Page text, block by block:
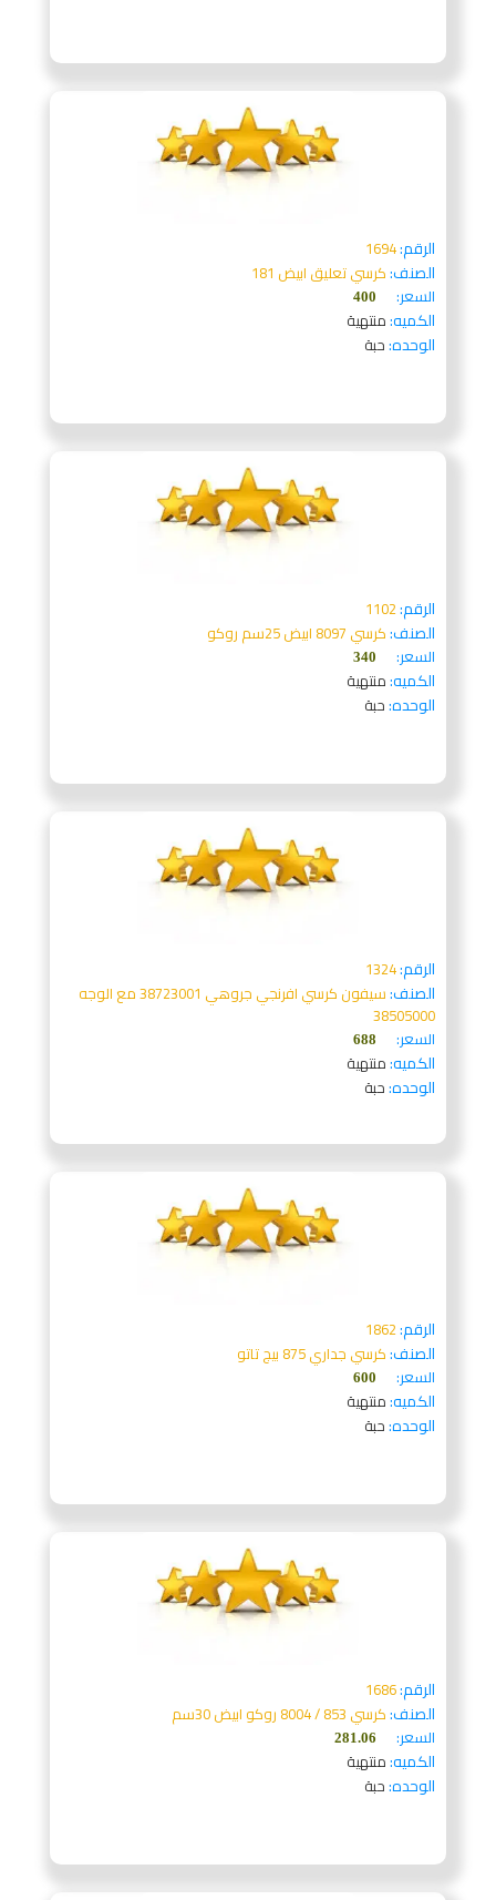
الرقم:1694
الصنف:كرسي تعليق ابيض 181
السعر:
400
الكميه:منتهية
الوحده:حبة
الرقم:1102
الصنف:كرسي 8097 ابيض 25سم روكو
السعر:
340
الكميه:منتهية
الوحده:حبة
الرقم:1324
الصنف:
سيفون كرسي افرنجي جروهي 38723001 مع الوجه
38505000
السعر:
688
الكميه:منتهية
الوحده:حبة
الرقم:1862
الصنف:كرسي جداري 875 بيج تاتو
السعر:
600
الكميه:منتهية
الوحده:حبة
الرقم:1686
الصنف:كرسي 853 / 8004 روكو ابيض 30سم
السعر:
281.06
الكميه:منتهية
الوحده:حبة